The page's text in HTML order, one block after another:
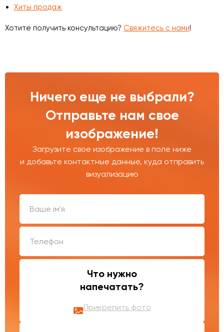
Хиты продаж
Хотите получить консультацию? Свяжитесь с нами!
Ничего еще не выбрали?
Отправьте нам свое
изображение!
Загрузите свое изображение в поле ниже
и добавьте контактные данные, куда отправить
визуализацию
Что нужно
напечатать?
Прикрепить фото